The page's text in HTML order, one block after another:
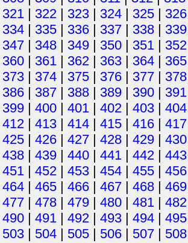
321 | 322 | 323 | 324 | 325 | 326
334 | 335 | 336 | 337 | 338 | 339
347 | 348 | 349 | 350 | 351 | 352
360 | 361 | 362 | 363 | 364 | 365
373 | 374 | 375 | 376 | 377 | 378
386 | 387 | 388 | 389 | 390 | 391
399 | 400 | 401 | 402 | 403 | 404
412 | 413 | 414 | 415 | 416 | 417
425 | 426 | 427 | 428 | 429 | 430
438 | 439 | 440 | 441 | 442 | 443
451 | 452 | 453 | 454 | 455 | 456
464 | 465 | 466 | 467 | 468 | 469
477 | 478 | 479 | 480 | 481 | 482
490 | 491 | 492 | 493 | 494 | 495
503 | 504 | 505 | 506 | 507 | 508